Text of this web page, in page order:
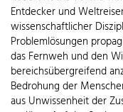
Entdecker und
wissenschaftlicher
Problemlösungen
das Fernweh und den
bereichsübergreifend
Bedrohung der
aus Unwissenheit der